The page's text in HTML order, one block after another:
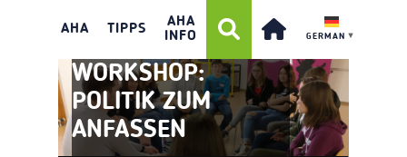
AHA TIPPS
AHA
INFO
GERMAN ▼
WORKSHOP:
POLITIK ZUM
ANFASSEN